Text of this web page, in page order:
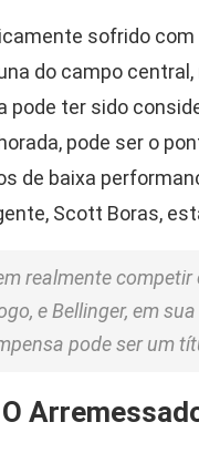
sofrido com
do campo
pode ter sido
pode ser o
de baixa
Scott Boras,
realmente
e Bellinger, em
pode ser um